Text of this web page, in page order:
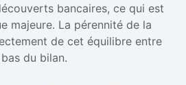
bancaires, ce qui est
majeure. La pérennité de la
de cet équilibre entre
du bilan.